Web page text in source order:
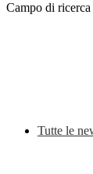
Campo di
Tutte le